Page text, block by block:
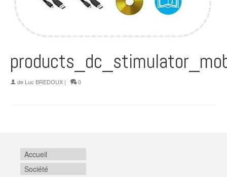
de Luc BREDOUX | 0
Accueil
Société